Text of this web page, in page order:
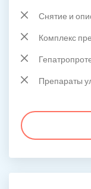
Снятие и
Комплекс
Препараты